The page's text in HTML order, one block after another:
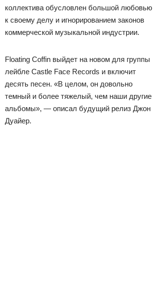
коллектива обусловлен большой любовью
к своему делу и игнорированием законов
коммерческой музыкальной индустрии.
Floating Coffin выйдет на новом для группы
лейбле Castle Face Records и включит
десять песен. «В целом, он довольно
темный и более тяжелый, чем наши другие
альбомы», — описал будущий релиз Джон
Дуайер.